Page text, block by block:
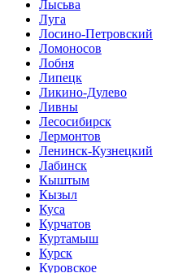
Лысьва
Луга
Лосино-Петровский
Ломоносов
Лобня
Липецк
Ликино-Дулево
Ливны
Лесосибирск
Лермонтов
Ленинск-Кузнецкий
Лабинск
Кыштым
Кызыл
Куса
Курчатов
Куртамыш
Курск
Куровское